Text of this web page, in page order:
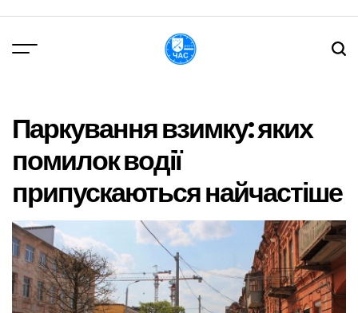
вмісту
Паркування взимку: яких
помилок водії
припускаються найчастіше